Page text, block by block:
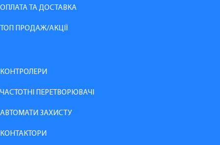
ОПЛАТА ТА ДОСТАВКА
ТОП ПРОДАЖ/АКЦІЇ
КОНТРОЛЕРИ
ЧАСТОТНІ ПЕРЕТВОРЮВАЧІ
АВТОМАТИ ЗАХИСТУ
КОНТАКТОРИ